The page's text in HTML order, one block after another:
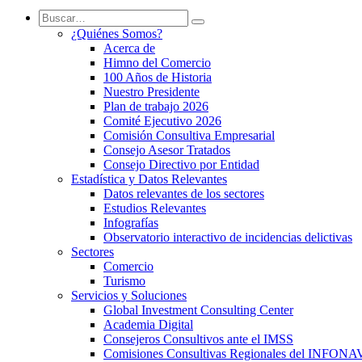
¿Quiénes Somos?
Acerca de
Himno del Comercio
100 Años de Historia
Nuestro Presidente
Plan de trabajo 2026
Comité Ejecutivo 2026
Comisión Consultiva Empresarial
Consejo Asesor Tratados
Consejo Directivo por Entidad
Estadística y Datos Relevantes
Datos relevantes de los sectores
Estudios Relevantes
Infografías
Observatorio interactivo de incidencias delictivas
Sectores
Comercio
Turismo
Servicios y Soluciones
Global Investment Consulting Center
Academia Digital
Consejeros Consultivos ante el IMSS
Comisiones Consultivas Regionales del